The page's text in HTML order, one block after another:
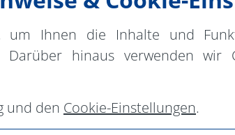
Hirte 2026
Weihnachtsshow ein. Gefühle
um Ihnen die Inhalte und
Darüber hinaus verwenden wir
und den Cookie-Einstellungen.